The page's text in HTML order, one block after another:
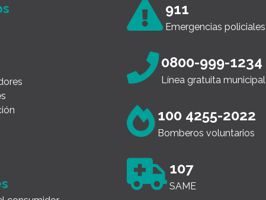
911
Emergencias policiales
0800-999-1234
Línea gratuita municipal
100 4255-2022
Bomberos voluntarios
107
SAME